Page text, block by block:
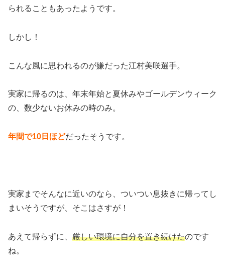
られることもあったようです。
しかし！
こんな風に思われるのが嫌だった江村美咲選手。
実家に帰るのは、年末年始と夏休みやゴールデンウィーク
の、数少ないお休みの時のみ。
年間で10日ほどだったそうです。
実家までそんなに近いのなら、ついつい息抜きに帰ってし
まいそうですが、そこはさすが！
あえて帰らずに、 厳しい環境に自分を置き続けたのです
ね。